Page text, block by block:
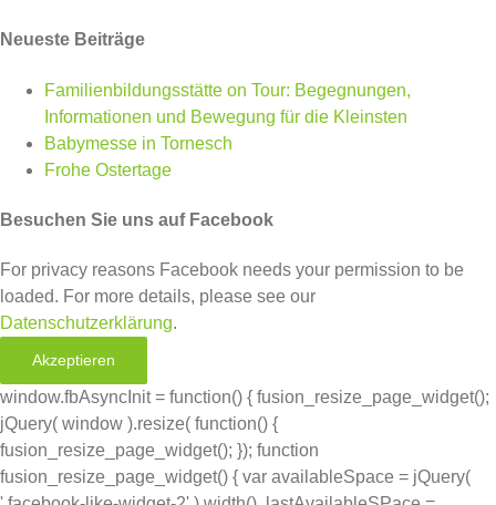
Neueste Beiträge
Familienbildungsstätte on Tour: Begegnungen,
Informationen und Bewegung für die Kleinsten
Babymesse in Tornesch
Frohe Ostertage
Besuchen Sie uns auf Facebook
For privacy reasons Facebook needs your permission to be
loaded. For more details, please see our
Datenschutzerklärung.
Akzeptieren
window.fbAsyncInit = function() { fusion_resize_page_widget();
jQuery( window ).resize( function() {
fusion_resize_page_widget(); }); function
fusion_resize_page_widget() { var availableSpace = jQuery(